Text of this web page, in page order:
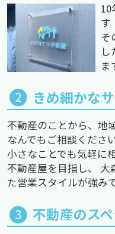
10
す
そ
ま
きめ細かな
不動産のことから、地
なんでもご相談ください
小さなことでも気軽に
不動産屋を目指し、 大
た営業スタイルが強み
不動産のス